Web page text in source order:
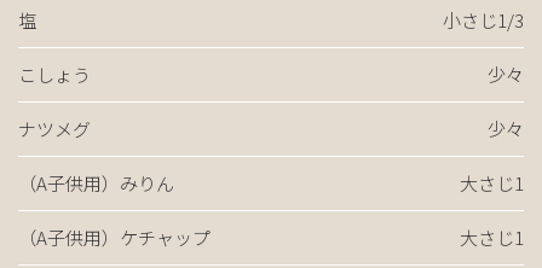
塩 小さじ1/3
こしょう 少々
ナツメグ 少々
（A子供用）みりん 大さじ1
（A子供用）ケチャップ 大さじ1